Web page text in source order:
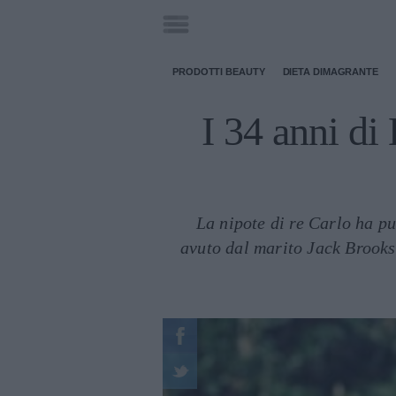
PRODOTTI BEAUTY DIETA DIMAGRANTE
I 34 anni di
La nipote di re Carlo ha
avuto dal marito Jack